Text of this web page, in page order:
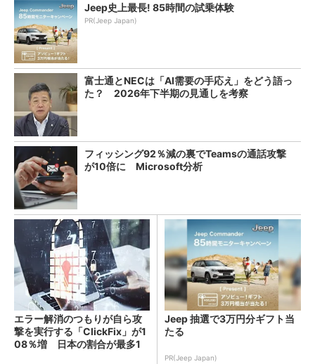
Jeep史上最長! 85時間の試乗体験
PR(Jeep Japan)
富士通とNECは「AI需要の手応え」をどう語っ
た？ 2026年下半期の見通しを考察
フィッシング92％減の裏でTeamsの通話攻撃
が10倍に Microsoft分析
エラー解消のつもりが自ら攻
撃を実行する「ClickFix」が1
08％増 日本の割合が最多1
Jeep 抽選で3万円分ギフト当
たる
PR(Jeep Japan)